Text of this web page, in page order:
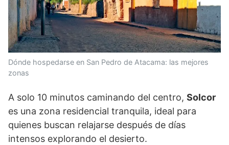
Dónde hospedarse en San Pedro de Atacama: las mejores
zonas
A solo 10 minutos caminando del centro, Solcor
es una zona residencial tranquila, ideal para
quienes buscan relajarse después de días
intensos explorando el desierto.